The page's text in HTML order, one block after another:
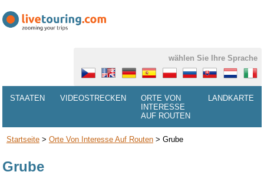
wählen Sie Ihre Sprache
STAATEN VIDEOSTRECKEN
ORTE VON
INTERESSE
AUF ROUTEN
LANDKARTE
Startseite> Orte Von Interesse Auf Routen> Grube
Grube